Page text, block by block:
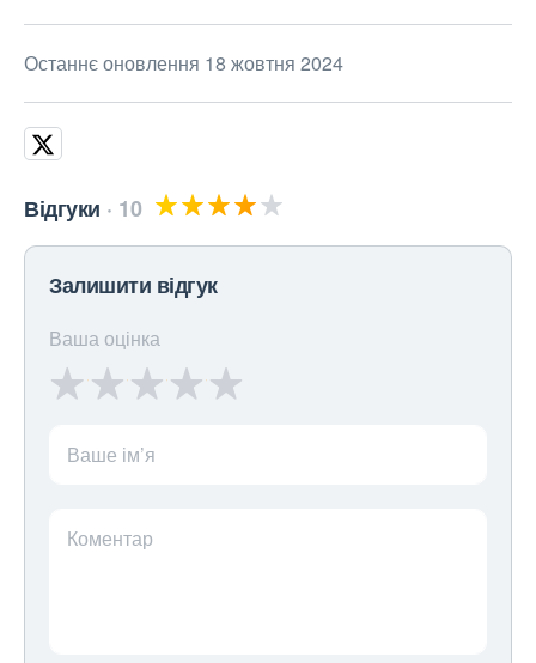
Останнє оновлення 18 жовтня 2024
Відгуки 10
Залишити відгук
Ваша оцінка
Ваше ім’я
Коментар